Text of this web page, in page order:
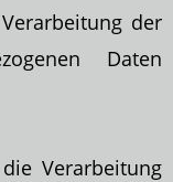
der
Daten
Verarbeitung